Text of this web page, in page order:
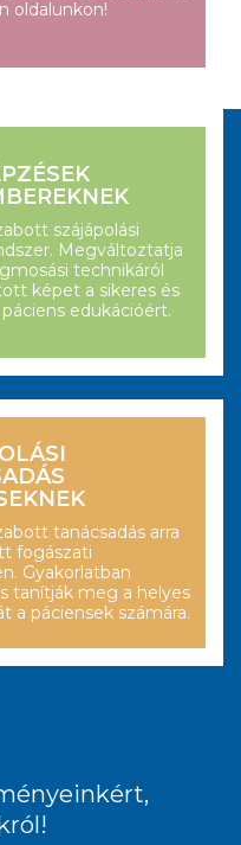
oldalunkon!
szájápolási
Megváltoztatja
technikáról
képet a sikeres és
edukációért.
tanácsadás arra
fogászati
Gyakorlatban
tanítják meg a helyes
a páciensek számára.